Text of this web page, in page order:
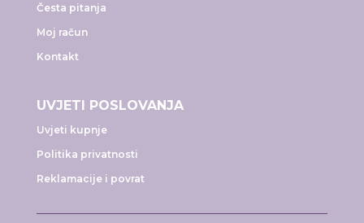
Česta pitanja
Moj račun
Kontakt
UVJETI POSLOVANJA
Uvjeti kupnje
Politika privatnosti
Reklamacije i povrat